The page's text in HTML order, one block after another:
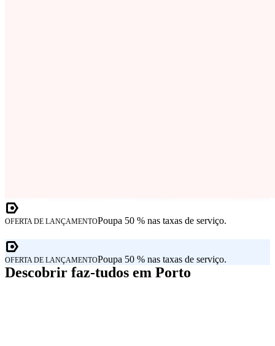
OFERTA DE LANÇAMENTOPoupa 50 % nas taxas de serviço.
OFERTA DE LANÇAMENTOPoupa 50 % nas taxas de serviço.
Descobrir faz-tudos em Porto